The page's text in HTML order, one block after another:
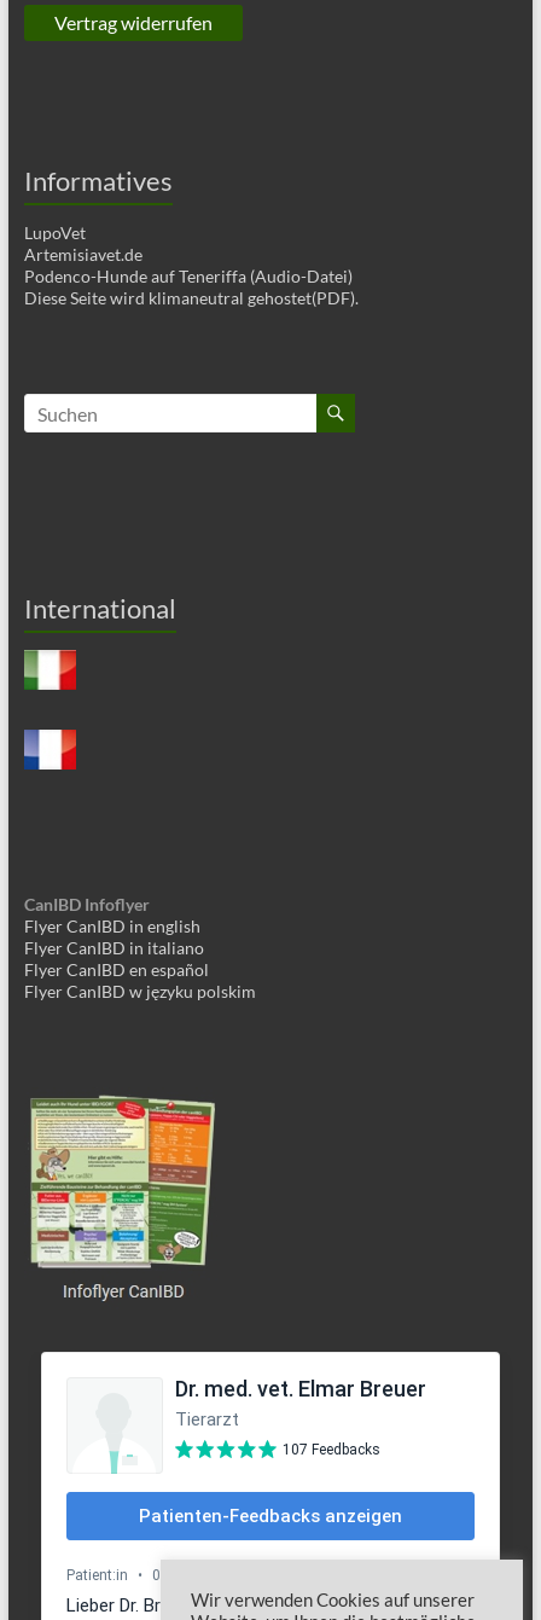
Vertrag widerrufen
Informatives
LupoVet
Artemisiavet.de
Podenco-Hunde auf Teneriffa (Audio-Datei)
Diese Seite wird klimaneutral gehostet(PDF).
International
CanIBD Infoflyer
Flyer CanIBD in english
Flyer CanIBD in italiano
Flyer CanIBD en español
Flyer CanIBD w języku polskim
Wir verwenden Cookies auf unserer